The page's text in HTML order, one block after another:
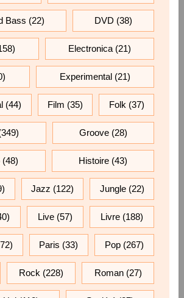
Bass (22) DVD (38)
Electronica(21)
Experimental (21)
(44) Film (35) Folk(37)
Groove(28)
(48) Histoire(43)
Jazz (122) Jungle(22)
Live (57) Livre (188)
Paris (33) Pop (267)
Rock(228) Roman(27)